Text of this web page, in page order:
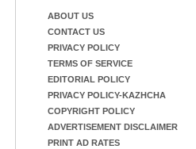
ABOUT US
CONTACT US
PRIVACY POLICY
TERMS OF SERVICE
EDITORIAL POLICY
PRIVACY POLICY-KAZHCHA
COPYRIGHT POLICY
ADVERTISEMENT DISCLAIMER
PRINT AD RATES